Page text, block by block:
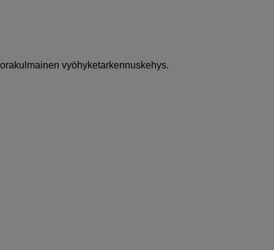
vyöhyketarkennuskehys.